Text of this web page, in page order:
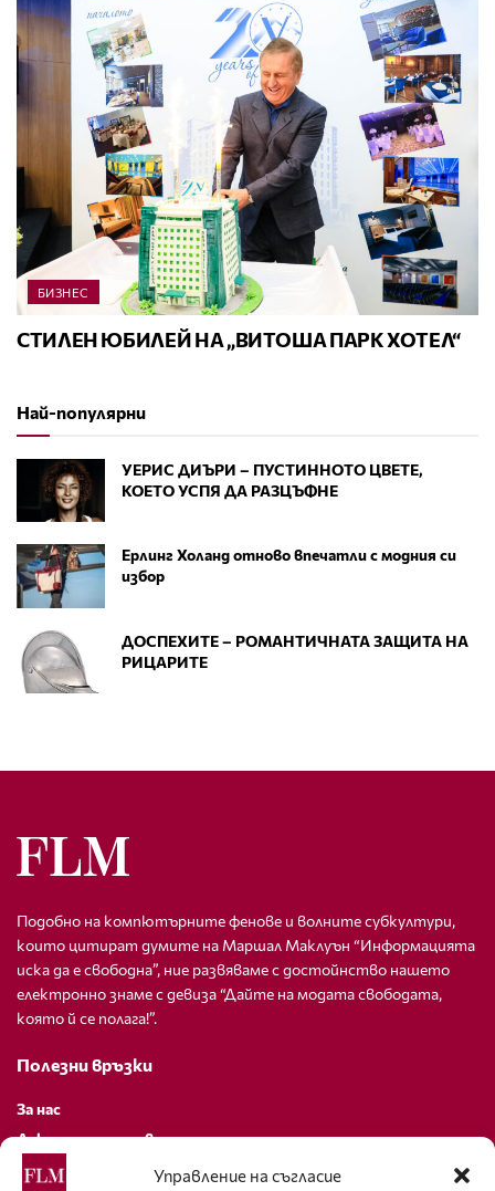
Управление на съгласие
БИЗНЕС
СТИЛЕН ЮБИЛЕЙ НА „ВИТОША ПАРК ХОТЕЛ“
Най-популярни
УЕРИС ДИЪРИ – ПУСТИННОТО ЦВЕТЕ,
КОЕТО УСПЯ ДА РАЗЦЪФНЕ
Ерлинг Холанд отново впечатли с модния си
избор
ДОСПЕХИТЕ – РОМАНТИЧНАТА ЗАЩИТА НА
РИЦАРИТЕ
Подобно на компютърните фенове и волните субкултури,
които цитират думите на Маршал Маклуън “Информацията
иска да е свободна”, ние развяваме с достойнство нашето
електронно знаме с девиза “Дайте на модата свободата,
която й се полага!”.
Полезни връзки
За нас
Декларация за поверителност
Политика за бисквитки